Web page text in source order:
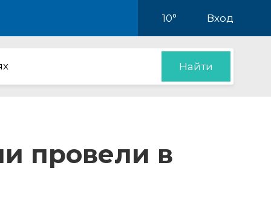
10° Вход
Найти
провели в